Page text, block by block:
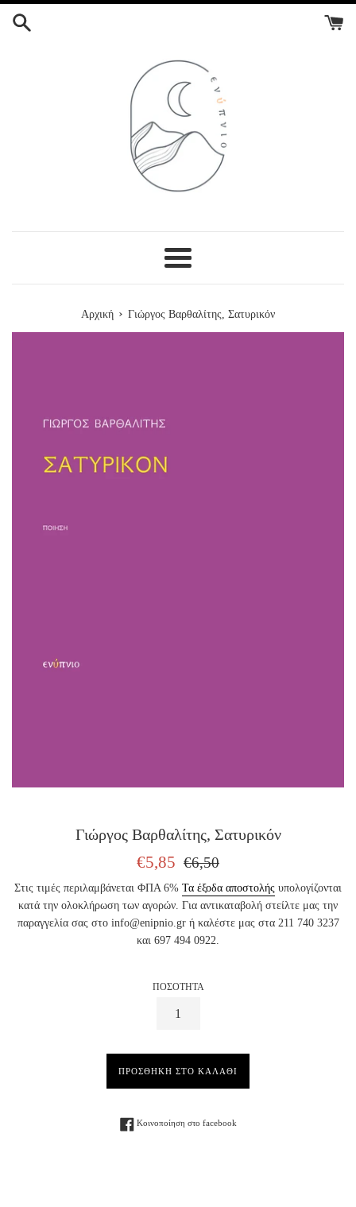
ΣΤΟ
Menu
Αρχική › Γιώργος Βαρθαλίτης, Σατυρικόν
Γιώργος Βαρθαλίτης, Σατυρικόν
ΤΙΜΗ
€5,85
ΤΙΜΗ
€6,50
Στις τιμές περιλαμβάνεται ΦΠΑ 6% Τα έξοδα αποστολής υπολογίζονται
κατά την ολοκλήρωση των αγορών. Για αντικαταβολή στείλτε μας την
παραγγελία σας στο info@enipnio.gr ή καλέστε μας στα 211 740 3237
και 697 494 0922.
ΠΟΣΟΤΗΤΑ
ΠΡΟΣΘΗΚΗ ΣΤΟ ΚΑΛΑΘΙ
Κοινοποίηση στο facebookFacebook